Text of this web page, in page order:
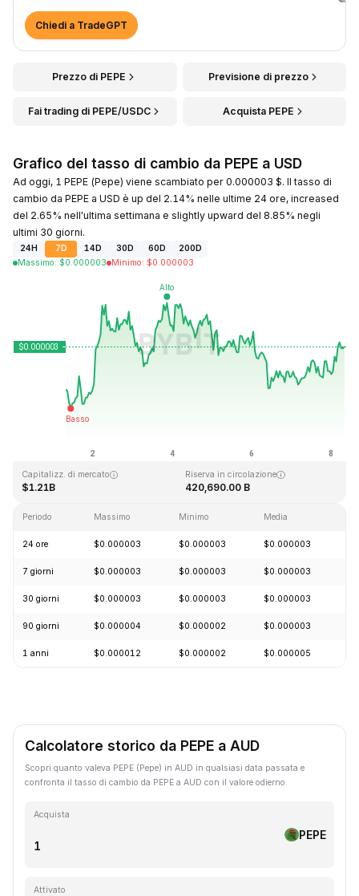
Chiedi a TradeGPT
Prezzo di PEPE Previsione di prezzo
Fai trading di PEPE/USDC Acquista PEPE
Grafico del tasso di cambio da PEPE a USD
Ad oggi, 1 PEPE (Pepe) viene scambiato per 0.000003 $. Il tasso di
cambio da PEPE a USD è up del 2.14% nelle ultime 24 ore, increased
del 2.65% nell'ultima settimana e slightly upward del 8.85% negli
ultimi 30 giorni.
24H 7D 14D 30D 60D
200D
Massimo: $0.000003 Minimo: $0.000003
Ultimo aggiornamento: 2026-08-08, 07:18 GMT+0
Capitalizz. di mercato
$1.21B
Riserva in circolazione
420,690.00 B
Periodo Massimo Minimo Media
24 ore $0.000003 $0.000003 $0.000003
7 giorni $0.000003 $0.000003 $0.000003
30 giorni $0.000003 $0.000003 $0.000003
90 giorni $0.000004 $0.000002 $0.000003
1 anni $0.000012 $0.000002 $0.000005
Calcolatore storico da PEPE a AUD
Scopri quanto valeva PEPE (Pepe) in AUD in qualsiasi data passata e
confronta il tasso di cambio da PEPE a AUD con il valore odierno.
Acquista
PEPE
Attivato